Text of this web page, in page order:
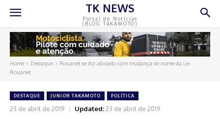
TK NEWS
Portal de Notícias
(BLOG TAKAMOTO)
Home Destaque
Rouanet se diz aliviado com mudança de nome da Lei
Rouanet
DESTAQUE JUNIOR TAKAMOTO POLÍTICA
23 de abril de 2019 Updated:23 de abril de 2019